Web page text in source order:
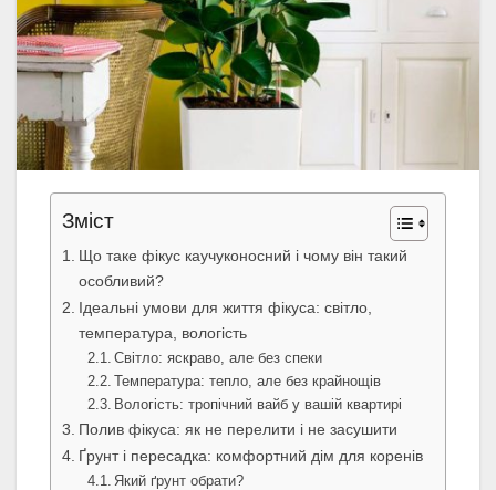
Зміст
Що таке фікус каучуконосний і чому він такий
особливий?
Ідеальні умови для життя фікуса: світло,
температура, вологість
Світло: яскраво, але без спеки
Температура: тепло, але без крайнощів
Вологість: тропічний вайб у вашій квартирі
Полив фікуса: як не перелити і не засушити
Ґрунт і пересадка: комфортний дім для коренів
Який ґрунт обрати?